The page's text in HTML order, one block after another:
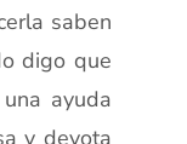
saben
digo que
ayuda